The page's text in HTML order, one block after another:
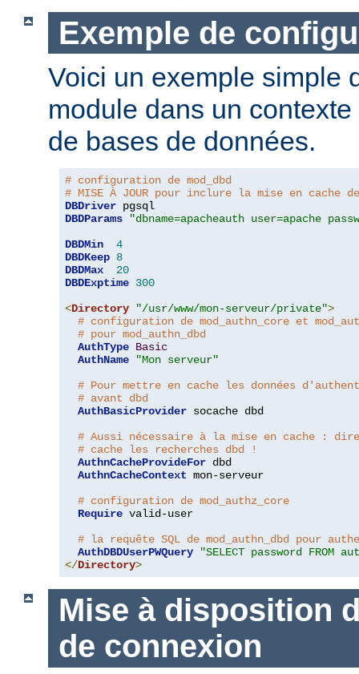
Exemple de
Voici un exemple simple
module dans un
de bases de données.
# configuration de mod_dbd
# MISE À JOUR pour inclure la mise en
DBDriver
DBDParams
"dbname=apacheauth user=apache
DBDMin
4
DBDKeep 8
DBDMax
20
DBDExptime 300
<Directory "/usr/www/mon-serveur/private">
# configuration de mod_authn_core et
# pour mod_authn_dbd
AuthType Basic
AuthName
"Mon serveur"
# Pour mettre en cache les données
# avant dbd
AuthBasicProvider socache dbd
# Aussi nécessaire à la mise en cache :
# cache les recherches dbd !
AuthnCacheProvideFor dbd
AuthnCacheContext mon-serveur
# configuration de mod_authz_core
Require valid-user
# la requête SQL de mod_authn_dbd pour
AuthDBDUserPWQuery
"SELECT password FROM
</Directory>
Mise à disposition
de connexion